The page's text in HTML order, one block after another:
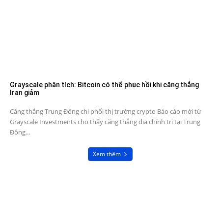
Grayscale phân tích: Bitcoin có thể phục hồi khi căng thẳng
Iran giảm
Căng thẳng Trung Đông chi phối thị trường crypto Báo cáo mới từ
Grayscale Investments cho thấy căng thẳng địa chính trị tại Trung
Đông...
Xem thêm